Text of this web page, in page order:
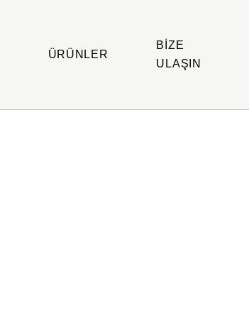
ÜRÜNLER
BIZE
ULAŞIN